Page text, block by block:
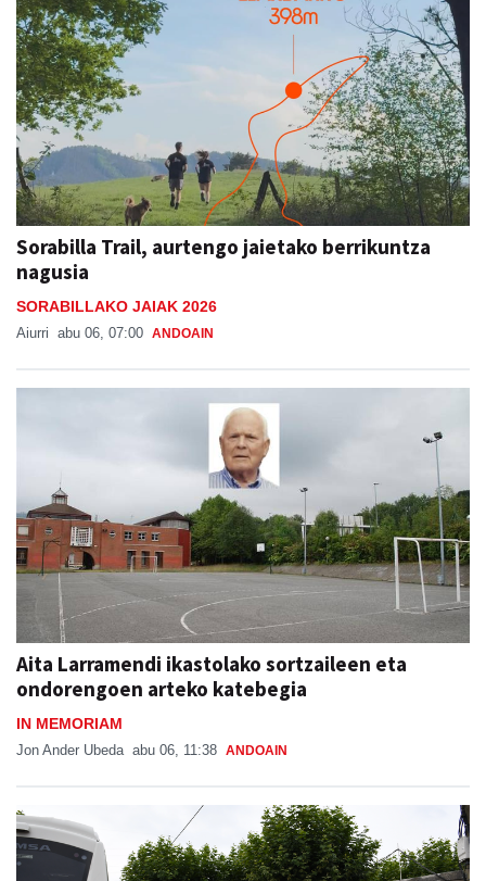
Sorabilla Trail, aurtengo jaietako berrikuntza
nagusia
SORABILLAKO JAIAK 2026
Aiurri abu 06, 07:00 ANDOAIN
Aita Larramendi ikastolako sortzaileen eta
ondorengoen arteko katebegia
IN MEMORIAM
Jon Ander Ubeda abu 06, 11:38 ANDOAIN